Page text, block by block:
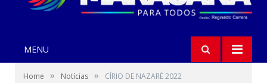
MENU
Home » Notícias » CÍRIO DE NAZARÉ 2022